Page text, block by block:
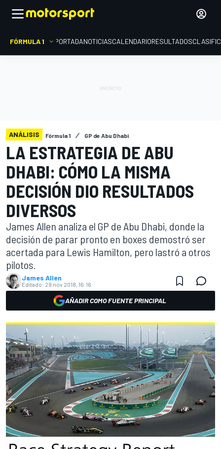
FÓRMULA 1 PORTADANOTICIASCALENDARIORESULTADOS
ANÁLISIS Fórmula 1 GP de Abu Dhabi
LA ESTRATEGIA DE ABU
DHABI: CÓMO LA MISMA
DECISIÓN DIO RESULTADOS
DIVERSOS
James Allen analiza el GP de Abu Dhabi, donde la
decisión de parar pronto en boxes demostró ser
acertada para Lewis Hamilton, pero lastró a otros
pilotos.
James Allen
Editado: 29 nov 2018, 16:16
AÑADIR COMO FUENTE PRINCIPAL